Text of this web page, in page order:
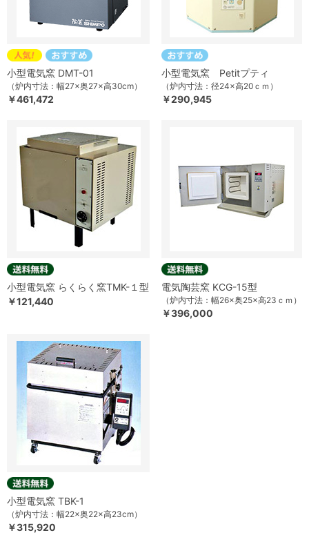
小型電気窯 DMT-01
（炉内寸法：幅27×奥27×高30cm）
￥461,472
小型電気窯 Petitプティ
（炉内寸法：径24×高20ｃｍ）
￥290,945
小型電気窯 らくらく窯TMK-１型
￥121,440
電気陶芸窯 KCG-15型
（炉内寸法：幅26×奥25×高23ｃｍ）
￥396,000
小型電気窯 TBK-1
（炉内寸法：幅22×奥22×高23cm）
￥315,920